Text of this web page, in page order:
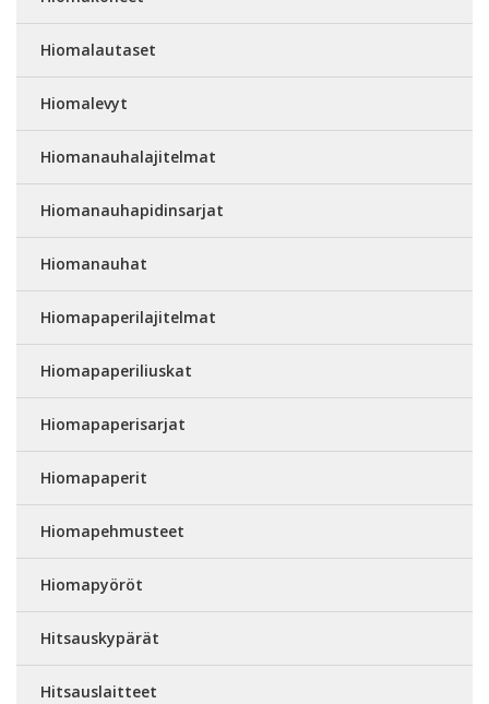
Hiomalautaset
Hiomalevyt
Hiomanauhalajitelmat
Hiomanauhapidinsarjat
Hiomanauhat
Hiomapaperilajitelmat
Hiomapaperiliuskat
Hiomapaperisarjat
Hiomapaperit
Hiomapehmusteet
Hiomapyöröt
Hitsauskypärät
Hitsauslaitteet